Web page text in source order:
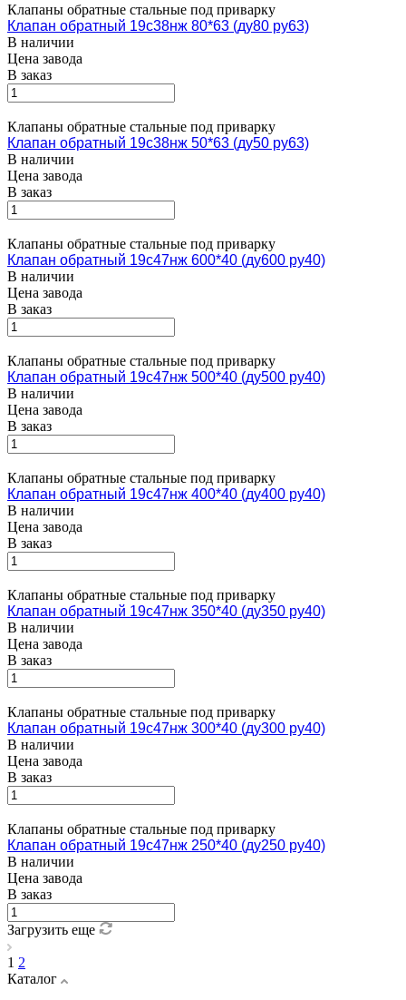
Клапаны обратные стальные под приварку
Клапан обратный 19с38нж 80*63 (ду80 ру63)
В наличии
Цена завода
В заказ
Клапаны обратные стальные под приварку
Клапан обратный 19с38нж 50*63 (ду50 ру63)
В наличии
Цена завода
В заказ
Клапаны обратные стальные под приварку
Клапан обратный 19с47нж 600*40 (ду600 ру40)
В наличии
Цена завода
В заказ
Клапаны обратные стальные под приварку
Клапан обратный 19с47нж 500*40 (ду500 ру40)
В наличии
Цена завода
В заказ
Клапаны обратные стальные под приварку
Клапан обратный 19с47нж 400*40 (ду400 ру40)
В наличии
Цена завода
В заказ
Клапаны обратные стальные под приварку
Клапан обратный 19с47нж 350*40 (ду350 ру40)
В наличии
Цена завода
В заказ
Клапаны обратные стальные под приварку
Клапан обратный 19с47нж 300*40 (ду300 ру40)
В наличии
Цена завода
В заказ
Клапаны обратные стальные под приварку
Клапан обратный 19с47нж 250*40 (ду250 ру40)
В наличии
Цена завода
В заказ
Загрузить еще
1 2
Каталог